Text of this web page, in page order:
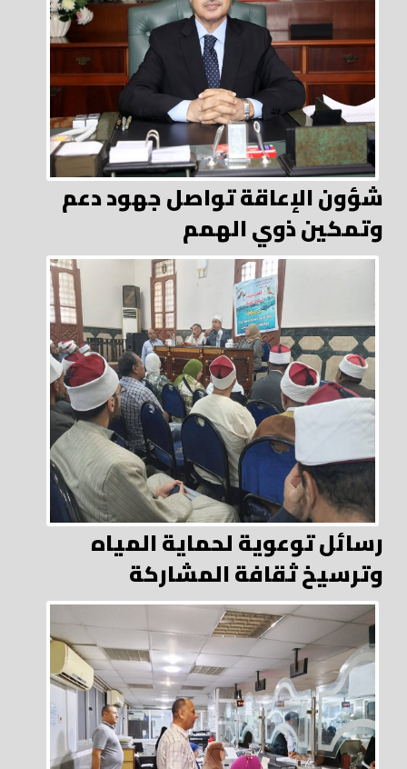
شؤون الإعاقة تواصل جهود دعم
وتمكين ذوي الهمم
رسائل توعوية لحماية المياه
وترسيخ ثقافة المشاركة